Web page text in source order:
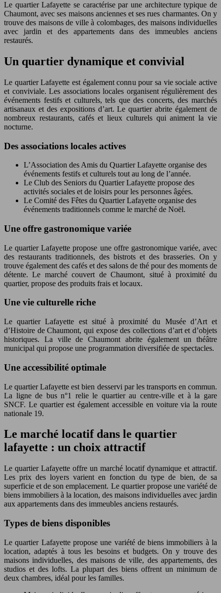
Le quartier Lafayette se caractérise par une architecture typique de
Chaumont, avec ses maisons anciennes et ses rues charmantes. On y
trouve des maisons de ville à colombages, des maisons individuelles
avec jardin et des appartements dans des immeubles anciens
restaurés.
Un quartier dynamique et convivial
Le quartier Lafayette est également connu pour sa vie sociale active
et conviviale. Les associations locales organisent régulièrement des
événements festifs et culturels, tels que des concerts, des marchés
artisanaux et des expositions d’art. Le quartier abrite également de
nombreux restaurants, cafés et lieux culturels qui animent la vie
nocturne.
Des associations locales actives
L’Association des Amis du Quartier Lafayette organise des
événements festifs et culturels tout au long de l’année.
Le Club des Seniors du Quartier Lafayette propose des
activités sociales et de loisirs pour les personnes âgées.
Le Comité des Fêtes du Quartier Lafayette organise des
événements traditionnels comme le marché de Noël.
Une offre gastronomique variée
Le quartier Lafayette propose une offre gastronomique variée, avec
des restaurants traditionnels, des bistrots et des brasseries. On y
trouve également des cafés et des salons de thé pour des moments de
détente. Le marché couvert de Chaumont, situé à proximité du
quartier, propose des produits frais et locaux.
Une vie culturelle riche
Le quartier Lafayette est situé à proximité du Musée d’Art et
d’Histoire de Chaumont, qui expose des collections d’art et d’objets
historiques. La ville de Chaumont abrite également un théâtre
municipal qui propose une programmation diversifiée de spectacles.
Une accessibilité optimale
Le quartier Lafayette est bien desservi par les transports en commun.
La ligne de bus n°1 relie le quartier au centre-ville et à la gare
SNCF. Le quartier est également accessible en voiture via la route
nationale 19.
Le marché locatif dans le quartier
lafayette : un choix attractif
Le quartier Lafayette offre un marché locatif dynamique et attractif.
Les prix des loyers varient en fonction du type de bien, de sa
superficie et de son emplacement. Le quartier propose une variété de
biens immobiliers à la location, des maisons individuelles avec jardin
aux appartements dans des immeubles anciens restaurés.
Types de biens disponibles
Le quartier Lafayette propose une variété de biens immobiliers à la
location, adaptés à tous les besoins et budgets. On y trouve des
maisons individuelles, des maisons de ville, des appartements, des
studios et des lofts. La plupart des biens offrent un minimum de
deux chambres, idéal pour les familles.